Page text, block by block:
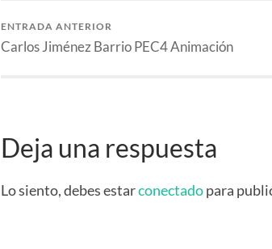
ENTRADA ANTERIOR
Carlos Jiménez Barrio PEC4 Animación
Deja una respuesta
Lo siento, debes estarconectadopara